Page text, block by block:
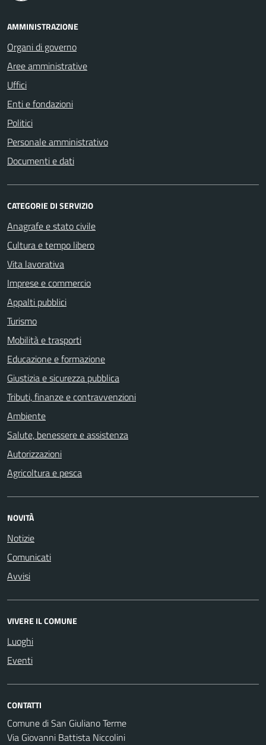
AMMINISTRAZIONE
Organi di governo
Aree amministrative
Uffici
Enti e fondazioni
Politici
Personale amministrativo
Documenti e dati
CATEGORIE DI SERVIZIO
Anagrafe e stato civile
Cultura e tempo libero
Vita lavorativa
Imprese e commercio
Appalti pubblici
Turismo
Mobilità e trasporti
Educazione e formazione
Giustizia e sicurezza pubblica
Tributi, finanze e contravvenzioni
Ambiente
Salute, benessere e assistenza
Autorizzazioni
Agricoltura e pesca
NOVITÀ
Notizie
Comunicati
Avvisi
VIVERE IL COMUNE
Luoghi
Eventi
CONTATTI
Comune di San Giuliano Terme
Via Giovanni Battista Niccolini